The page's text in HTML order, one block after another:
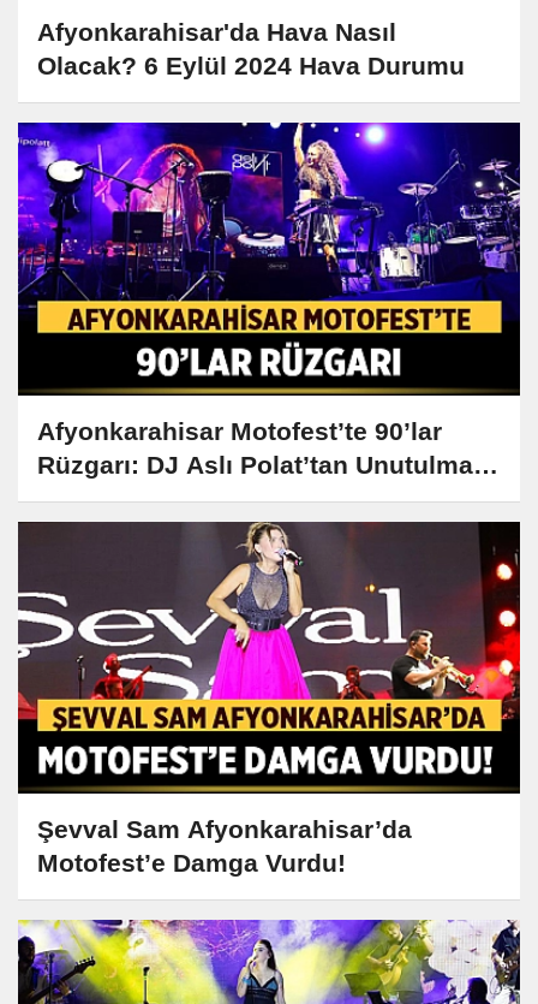
Afyonkarahisar'da Hava Nasıl
Olacak? 6 Eylül 2024 Hava Durumu
Afyonkarahisar Motofest’te 90’lar
Rüzgarı: DJ Aslı Polat’tan Unutulmaz
Performans!
Şevval Sam Afyonkarahisar’da
Motofest’e Damga Vurdu!